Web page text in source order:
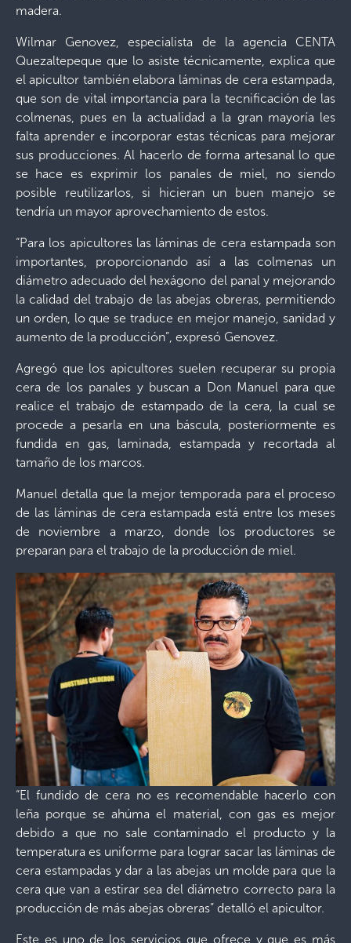
madera.
Wilmar Genovez, especialista de la agencia CENTA
Quezaltepeque que lo asiste técnicamente, explica que
el apicultor también elabora láminas de cera estampada,
que son de vital importancia para la tecnificación de las
colmenas, pues en la actualidad a la gran mayoría les
falta aprender e incorporar estas técnicas para mejorar
sus producciones. Al hacerlo de forma artesanal lo que
se hace es exprimir los panales de miel, no siendo
posible reutilizarlos, si hicieran un buen manejo se
tendría un mayor aprovechamiento de estos.
“Para los apicultores las láminas de cera estampada son
importantes, proporcionando así a las colmenas un
diámetro adecuado del hexágono del panal y mejorando
la calidad del trabajo de las abejas obreras, permitiendo
un orden, lo que se traduce en mejor manejo, sanidad y
aumento de la producción”, expresó Genovez.
Agregó que los apicultores suelen recuperar su propia
cera de los panales y buscan a Don Manuel para que
realice el trabajo de estampado de la cera, la cual se
procede a pesarla en una báscula, posteriormente es
fundida en gas, laminada, estampada y recortada al
tamaño de los marcos.
Manuel detalla que la mejor temporada para el proceso
de las láminas de cera estampada está entre los meses
de noviembre a marzo, donde los productores se
preparan para el trabajo de la producción de miel.
“El fundido de cera no es recomendable hacerlo con
leña porque se ahúma el material, con gas es mejor
debido a que no sale contaminado el producto y la
temperatura es uniforme para lograr sacar las láminas de
cera estampadas y dar a las abejas un molde para que la
cera que van a estirar sea del diámetro correcto para la
producción de más abejas obreras” detalló el apicultor.
Este es uno de los servicios que ofrece y que es más